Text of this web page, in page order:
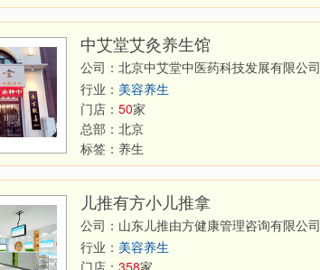
中艾堂艾灸养生馆
公司：北京中艾堂中医药科技发展有限公司
行业： 美容养生
门店： 50家
总部： 北京
标签： 养生
儿推有方小儿推拿
公司：山东儿推由方健康管理咨询有限公司
行业： 美容养生
门店： 358家